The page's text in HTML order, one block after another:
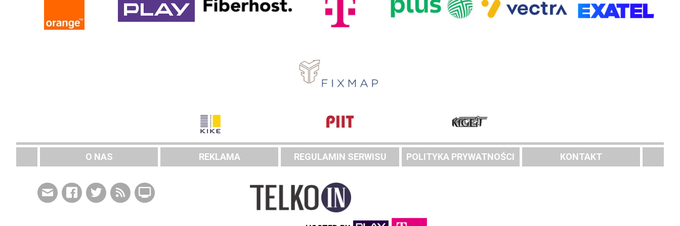
O NAS REKLAMA REGULAMIN SERWISU POLITYKA PRYWATNOŚCI KONTAKT